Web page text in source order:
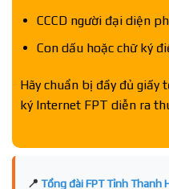
CCCD người đại diện
Con dấu hoặc chữ ký
Hãy chuẩn bị đầy đủ
ký Internet FPT diễn ra
📍 Tổng đài FPT Tỉnh Thanh